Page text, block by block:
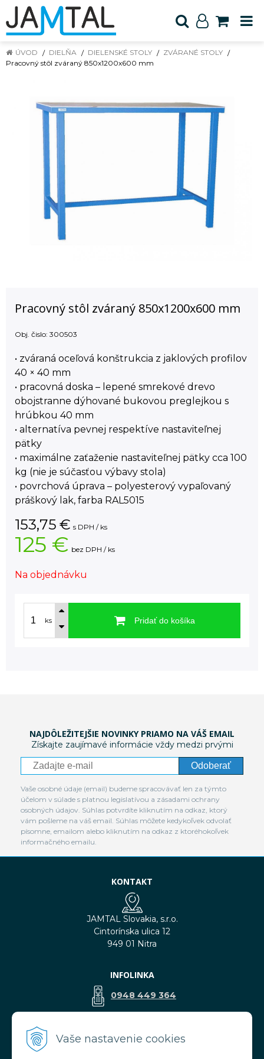
Vaše nastavenie cookies
ÚVOD DIELŇA DIELENSKÉ STOLY
ZVÁRANÉ STOLY
Pracovný stôl zváraný 850x1200x600 mm
Pracovný stôl zváraný 850x1200x600 mm
Obj. čislo: 300503
• zváraná oceľová konštrukcia z jaklových profilov
40 × 40 mm
• pracovná doska – lepené smrekové drevo
obojstranne dýhované bukovou preglejkou s
hrúbkou 40 mm
• alternatíva pevnej respektíve nastaviteľnej
pätky
• maximálne zaťaženie nastaviteľnej pätky cca 100
kg (nie je súčasťou výbavy stola)
• povrchová úprava – polyesterový vypaľovaný
práškový lak, farba RAL5015
153,75 € s DPH / ks
125 € bez DPH / ks
Na objednávku
ks Pridať do košíka
NAJDÔLEŽITEJŠIE NOVINKY PRIAMO NA VÁŠ EMAIL
Získajte zaujímavé informácie vždy medzi prvými
Odoberať
Vaše osobné údaje (email) budeme spracovávať len za týmto
účelom v súlade s platnou legislatívou a zásadami ochrany
osobných údajov. Súhlas potvrdíte kliknutím na odkaz, ktorý
vám pošleme na váš email. Súhlas môžete kedykoľvek odvolať
písomne, emailom alebo kliknutím na odkaz z ktoréhokoľvek
informačného emailu.
KONTAKT
JAMTAL Slovakia, s.r.o.
Cintorínska ulica 12
949 01 Nitra
INFOLINKA
0948 449 364